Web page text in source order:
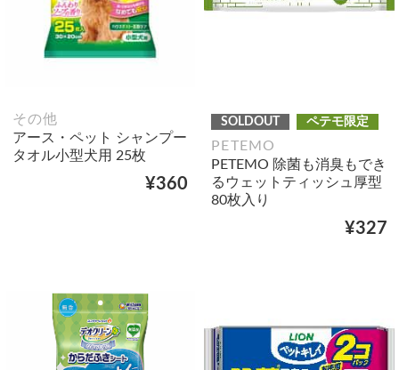
その他
アース・ペット シャンプー
タオル小型犬用 25枚
¥360
SOLDOUT ペテモ限定
PETEMO
PETEMO 除菌も消臭もでき
るウェットティッシュ厚型
80枚入り
¥327